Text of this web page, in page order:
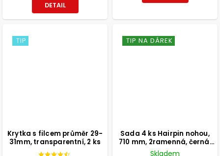
DETAIL
TIP
Krytka s filcem průměr 29-
31mm, transparentní, 2 ks
TIP NA DÁREK
Sada 4 ks Hairpin nohou,
710 mm, 2ramenná, černá,
vč. podložek a vrutů
Skladem